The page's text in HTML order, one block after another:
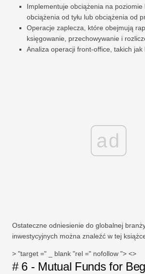
Implementuje obciążenia na poziomie
obciążenia od tyłu lub obciążenia od
Operacje zaplecza, które obejmują
księgowanie, przechowywanie i
Analiza operacji front-office, takich jak
ad
Ostateczne odniesienie do globalnej
inwestycyjnych można znaleźć w tej
> "target =" _ blank "rel =" nofollow "> <>
# 6 - Mutual Funds for